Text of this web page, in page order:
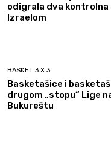
odigrala dva kontrolna
Izraelom
BASKET 3 X 3
Basketašice i
drugom „stopu“ Lige
Bukureštu